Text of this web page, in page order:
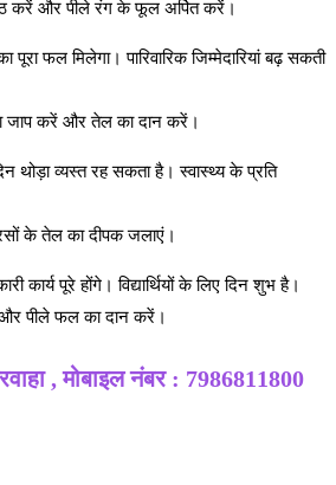
करें और पीले रंग के फूल अर्पित करें।
पूरा फल मिलेगा। पारिवारिक जिम्मेदारियां बढ़ सकती
जाप करें और तेल का दान करें।
थोड़ा व्यस्त रह सकता है। स्वास्थ्य के प्रति
के तेल का दीपक जलाएं।
कार्य पूरे होंगे। विद्यार्थियों के लिए दिन शुभ है।
पीले फल का दान करें।
, मोबाइल नंबर : 7986811800